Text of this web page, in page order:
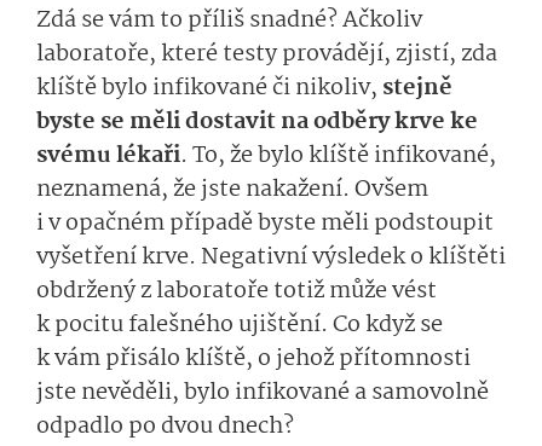
Zdá se vám to příliš snadné? Ačkoliv
laboratoře, které testy provádějí, zjistí, zda
klíště bylo infikované či nikoliv, stejně
byste se měli dostavit na odběry krve ke
svému lékaři. To, že bylo klíště infikované,
neznamená, že jste nakažení. Ovšem
i v opačném případě byste měli podstoupit
vyšetření krve. Negativní výsledek o klíštěti
obdržený z laboratoře totiž může vést
k pocitu falešného ujištění. Co když se
k vám přisálo klíště, o jehož přítomnosti
jste nevěděli, bylo infikované a samovolně
odpadlo po dvou dnech?